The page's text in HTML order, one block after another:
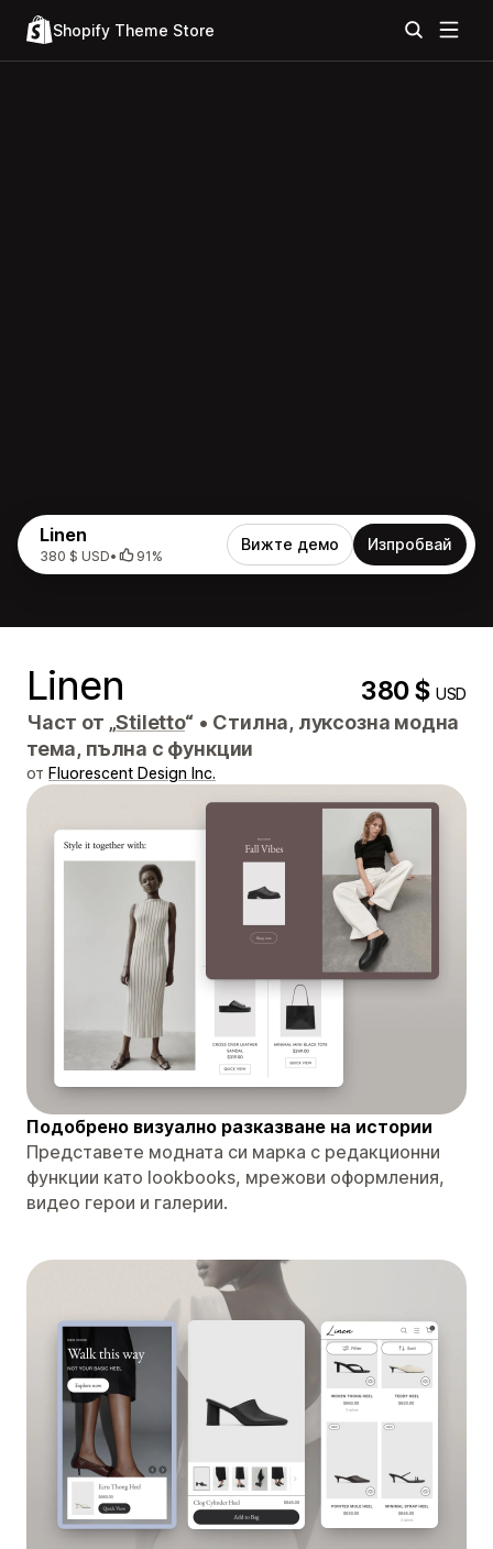
Shopify Theme Store
Linen
380 $ USD• 91%
Вижте демо Изпробвай
Linen 380 $USD
Част от „Stiletto“ • Стилна, луксозна модна
тема, пълна с функции
от Fluorescent Design Inc.
Подобрено визуално разказване на истории
Представете модната си марка с редакционни
функции като lookbooks, мрежови оформления,
видео герои и галерии.